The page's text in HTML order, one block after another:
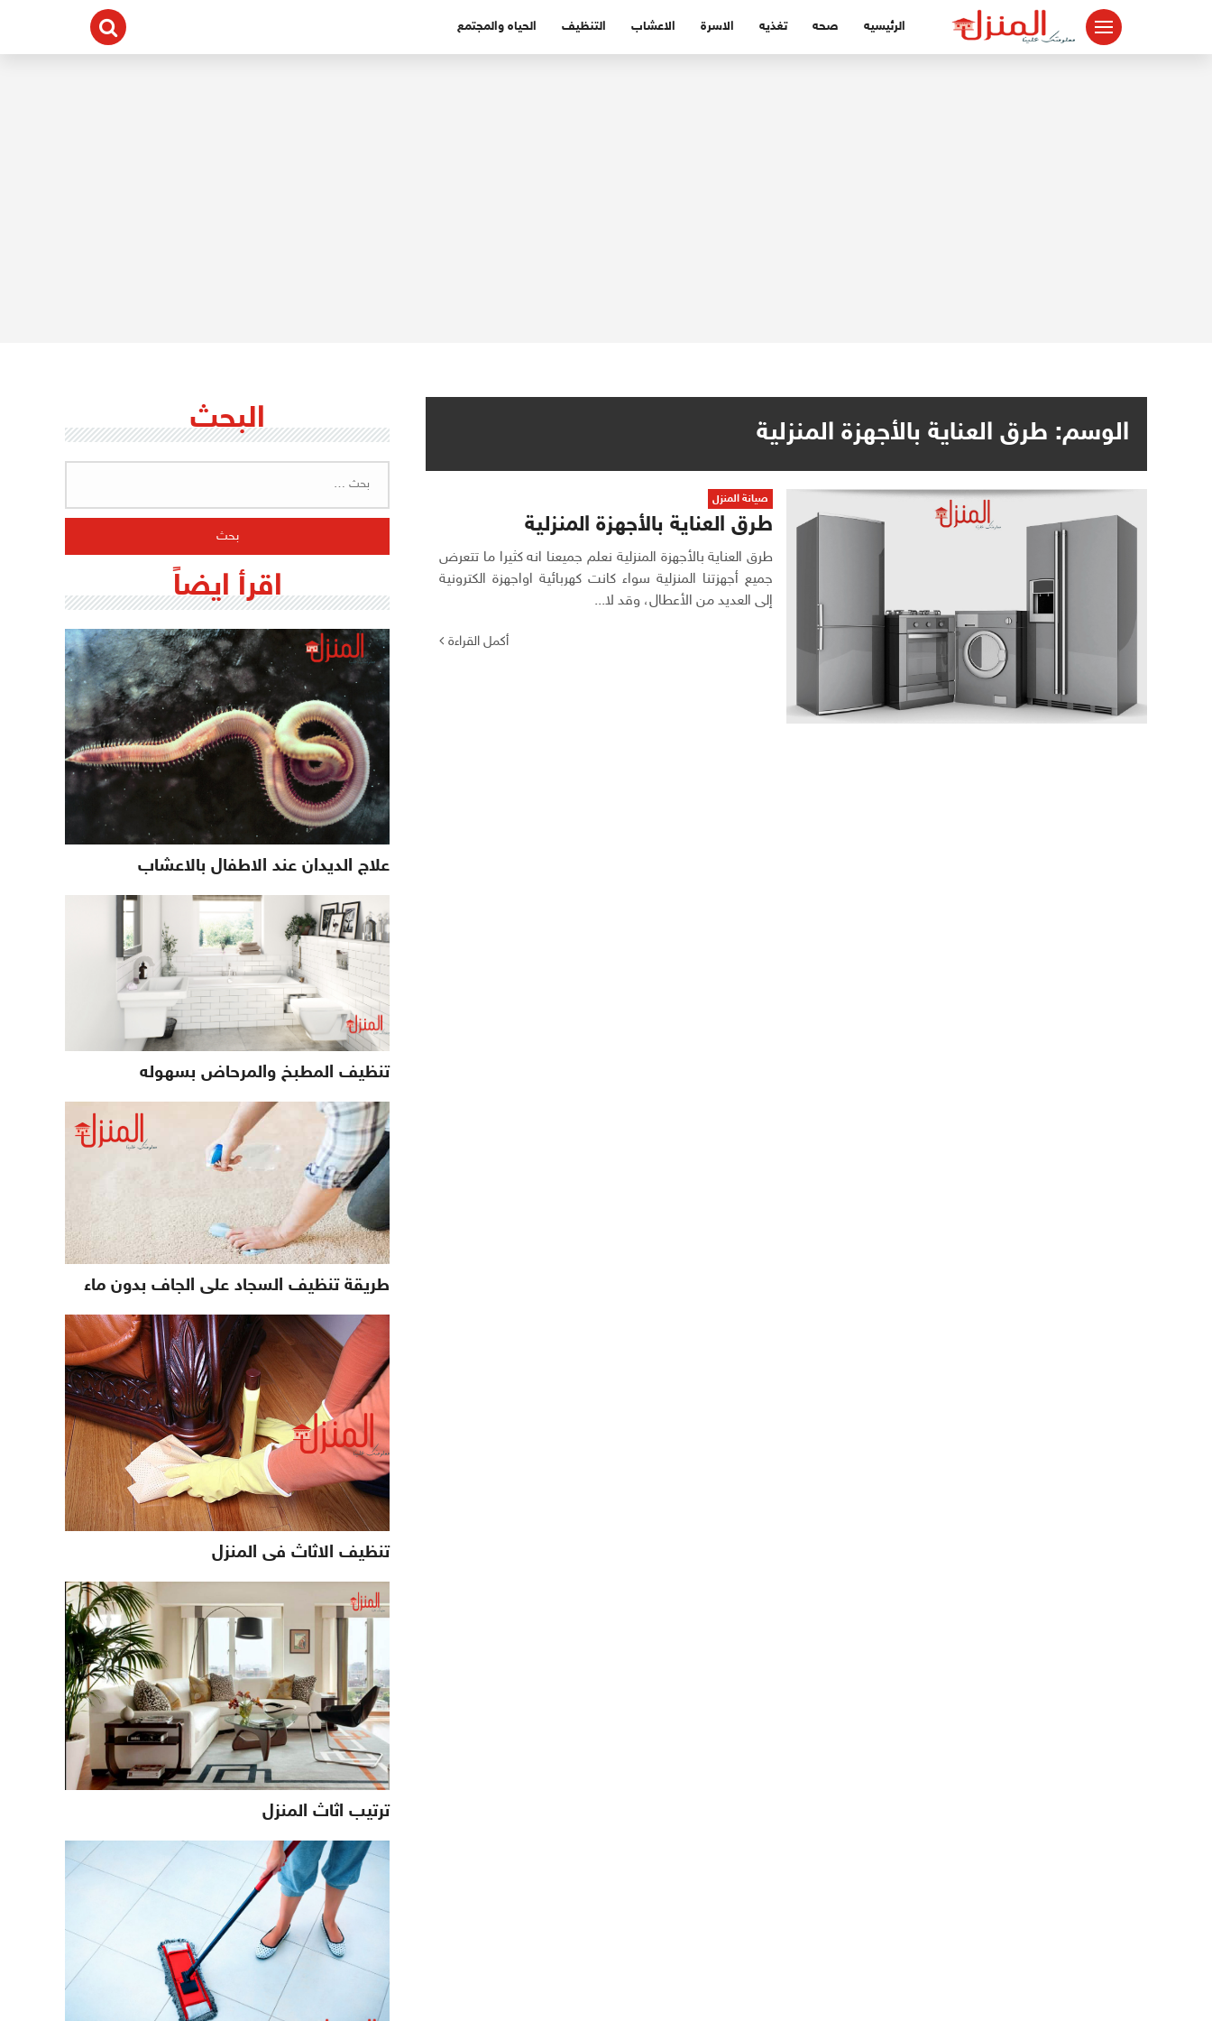
الرئيسيه صحه تغذيه الاسرة الاعشاب التنظيف الحياه والمجتمع
الوسم: طرق العناية بالأجهزة المنزلية
صيانة المنزل
طرق العناية بالأجهزة المنزلية
طرق العناية بالأجهزة المنزلية نعلم جميعنا انه كثيرا ما تتعرض
جميع أجهزتنا المنزلية سواء كانت كهربائية اواجهزة الكترونية
إلى العديد من الأعطال، وقد لا...
أكمل القراءة
البحث
اقرأ ايضاً
علاج الديدان عند الاطفال بالاعشاب
تنظيف المطبخ والمرحاض بسهوله
طريقة تنظيف السجاد على الجاف بدون ماء
تنظيف الاثاث فى المنزل
ترتيب اثاث المنزل